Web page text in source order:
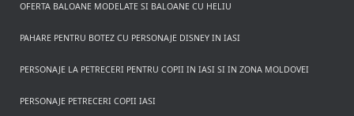
OFERTA BALOANE MODELATE SI BALOANE CU HELIU
PAHARE PENTRU BOTEZ CU PERSONAJE DISNEY IN IASI
PERSONAJE LA PETRECERI PENTRU COPII IN IASI SI IN ZONA MOLDOVEI
PERSONAJE PETRECERI COPII IASI